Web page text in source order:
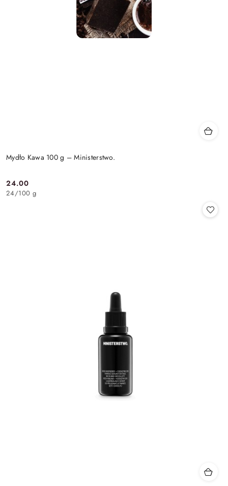
Mydło Kawa 100 g – Ministerstwo.
Cena:
24.00
24/100 g